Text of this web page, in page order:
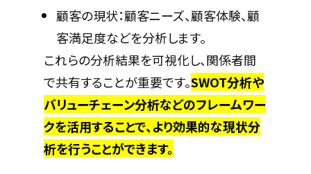
顧客の現状：顧客ニーズ、顧客体験、顧
客満足度などを分析します。
これらの分析結果を可視化し、関係者間
で共有することが重要です。SWOT分析や
バリューチェーン分析などのフレームワー
クを活用することで、より効果的な現状分
析を行うことができます。